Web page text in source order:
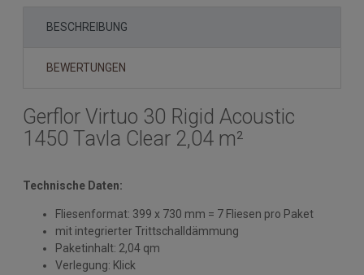
BESCHREIBUNG
BEWERTUNGEN
Gerflor Virtuo 30 Rigid Acoustic
1450 Tavla Clear 2,04 m²
Technische Daten:
Fliesenformat: 399 x 730 mm = 7 Fliesen pro Paket
mit integrierter Trittschalldämmung
Paketinhalt: 2,04 qm
Verlegung: Klick